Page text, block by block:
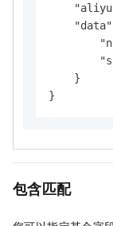
    }
}
包含匹配